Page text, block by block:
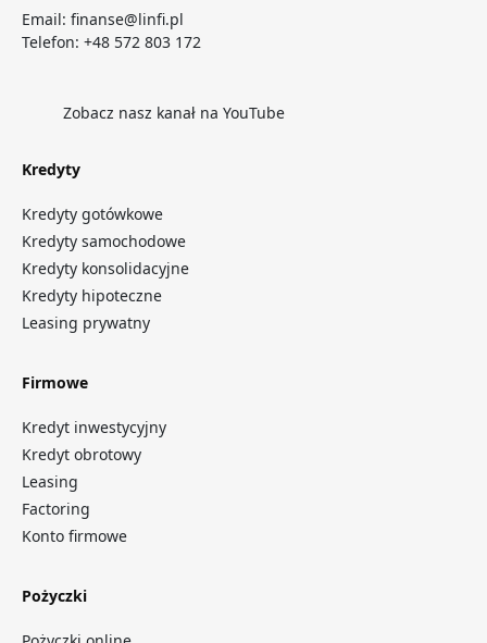
Email: finanse@linfi.pl
Telefon: +48 572 803 172
Zobacz nasz kanał na YouTube
Kredyty
Kredyty gotówkowe
Kredyty samochodowe
Kredyty konsolidacyjne
Kredyty hipoteczne
Leasing prywatny
Firmowe
Kredyt inwestycyjny
Kredyt obrotowy
Leasing
Factoring
Konto firmowe
Pożyczki